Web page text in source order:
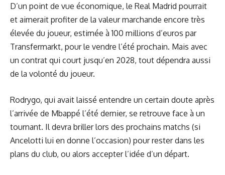
D’un point de vue économique, le Real Madrid pourrait
et aimerait profiter de la valeur marchande encore très
élevée du joueur, estimée à 100 millions d’euros par
Transfermarkt, pour le vendre l’été prochain. Mais avec
un contrat qui court jusqu’en 2028, tout dépendra aussi
de la volonté du joueur.
Rodrygo, qui avait laissé entendre un certain doute après
l’arrivée de Mbappé l’été dernier, se retrouve face à un
tournant. Il devra briller lors des prochains matchs (si
Ancelotti lui en donne l’occasion) pour rester dans les
plans du club, ou alors accepter l’idée d’un départ.